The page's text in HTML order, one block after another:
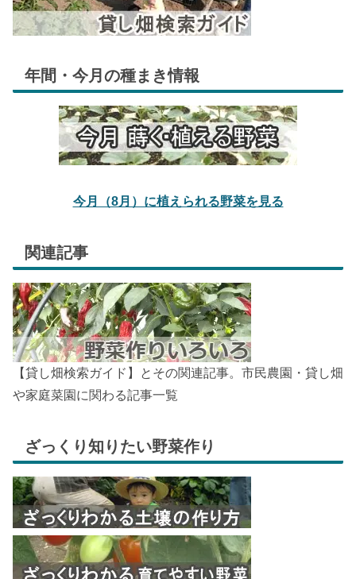
年間・今月の種まき情報
今月（8月）に植えられる野菜を見る
関連記事
【貸し畑検索ガイド】とその関連記事。市民農園・貸し畑
や家庭菜園に関わる記事一覧
ざっくり知りたい野菜作り